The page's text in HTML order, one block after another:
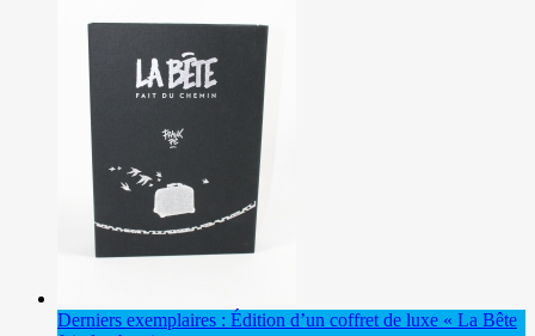
Derniers exemplaires : Édition d’un coffret de luxe « La Bête